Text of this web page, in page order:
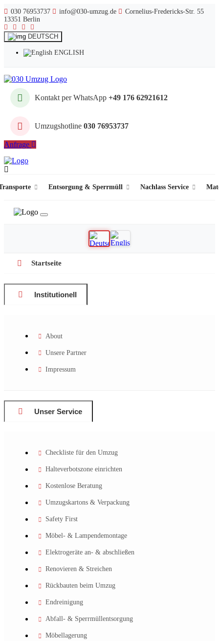
030 76953737 info@030-umzug.de
Cornelius-Fredericks-Str. 55
13351 Berlin
DEUTSCH
ENGLISH
Kontakt per WhatsApp +49 176 62921612
Umzugshotline 030 76953737
Anfrage
Entsorgung & Sperrmüll Nachlass Service
Startseite
Institutionell
About
Unsere Partner
Impressum
Unser Service
Checkliste für den Umzug
Halteverbotszone einrichten
Kostenlose Beratung
Umzugskartons & Verpackung
Safety First
Möbel- & Lampendemontage
Elektrogeräte an- & abschließen
Renovieren & Streichen
Rückbauten beim Umzug
Endreinigung
Abfall- & Sperrmüllentsorgung
Möbellagerung